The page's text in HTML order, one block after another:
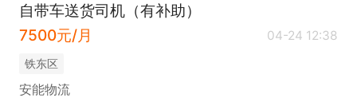
自带车送货司机（有补助）
7500元/月
04-24 12:38
铁东区
安能物流